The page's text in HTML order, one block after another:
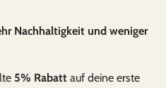
Nachhaltigkeit und weniger
5% Rabatt auf deine erste